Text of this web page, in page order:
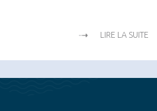
LIRE LA SUITE